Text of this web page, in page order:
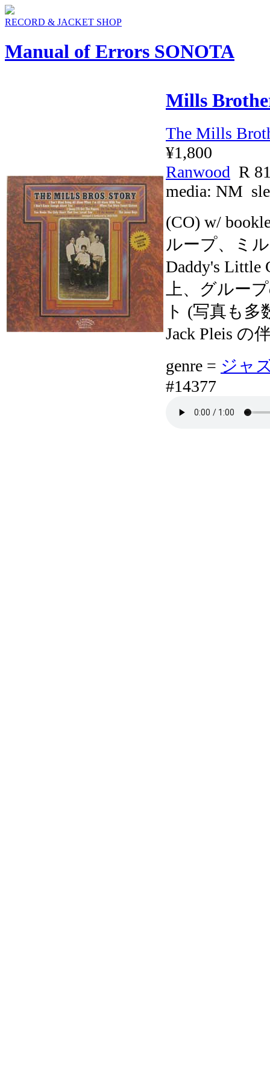
RECORD & JACKET SHOP
Manual of Errors SONOTA
Mills
The Mills
¥1,800
Ranwood R
media: NM
(CO) w/
ループ、ミ
Daddy's
上、グルー
ト (写真も
Jack Pleis の
genre = ジャ
#14377